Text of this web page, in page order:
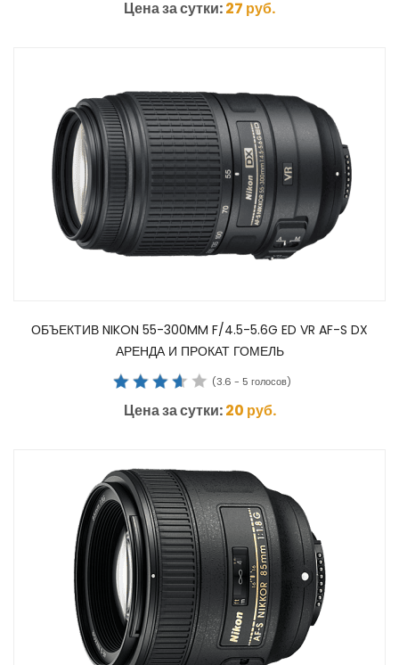
Цена за сутки:27 руб.
ОБЪЕКТИВ NIKON 55-300MM F/4.5-5.6G ED VR AF-S DX
АРЕНДА И ПРОКАТ ГОМЕЛЬ
(3.6 - 5 голосов)
Цена за сутки:20 руб.